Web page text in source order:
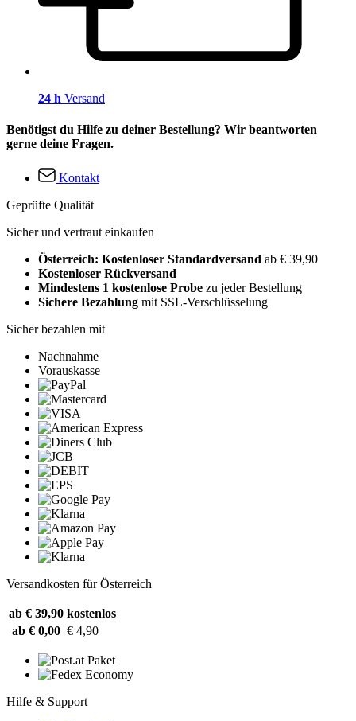
24 h Versand
Benötigst du Hilfe zu deiner Bestellung? Wir beantworten
gerne deine Fragen.
Kontakt
Geprüfte Qualität
Sicher und vertraut einkaufen
Österreich: Kostenloser Standardversand ab € 39,90
Kostenloser Rückversand
Mindestens 1 kostenlose Probe zu jeder Bestellung
Sichere Bezahlung mit SSL-Verschlüsselung
Sicher bezahlen mit
Nachnahme
Vorauskasse
Versandkosten für Österreich
ab € 39,90 kostenlos
ab € 0,00 € 4,90
Hilfe & Support